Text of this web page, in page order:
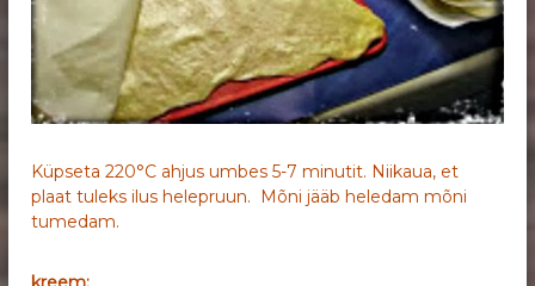
Küpseta 220°C ahjus umbes 5-7 minutit. Niikaua, et
plaat tuleks ilus helepruun. Mõni jääb heledam mõni
tumedam.